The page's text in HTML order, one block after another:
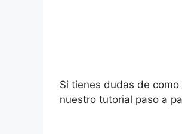
Si tienes dudas de
nuestro tutorial paso a